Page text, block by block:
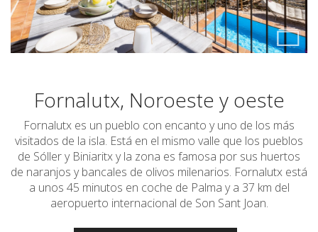
Fornalutx, Noroeste y oeste
Fornalutx es un pueblo con encanto y uno de los más
visitados de la isla. Está en el mismo valle que los pueblos
de Sóller y Biniaritx y la zona es famosa por sus huertos
de naranjos y bancales de olivos milenarios. Fornalutx está
a unos 45 minutos en coche de Palma y a 37 km del
aeropuerto internacional de Son Sant Joan.